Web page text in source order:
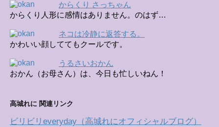
からくり さっちゃん
からくり人形に感情はありません。のはず…
ネコは冷静に返答する。
かわいい顔しててもクールです。
うるさいおかん
おかん（お母さん）は、今日も忙しいねん！
高城れに 関連リンク
ビリビリeveryday（高城れにオフィシャルブログ）